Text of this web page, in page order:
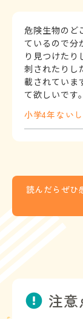
危険生物のど
ているので分
り見つけたり
刺されたりし
載されていま
て欲しいです。
小学4年 ない
読んだらぜひ
注意